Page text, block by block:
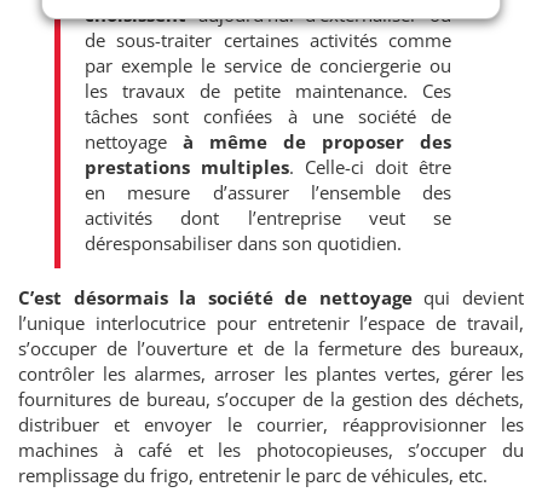
choisissentaujourd’hui d’externaliser ou
de sous-traiter certaines activités comme
par exemple le service de conciergerie ou
les travaux de petite maintenance. Ces
tâches sont confiées à une société de
nettoyage à même de proposer des
prestations multiples. Celle-ci doit être
en mesure d’assurer l’ensemble des
activités dont l’entreprise veut se
déresponsabiliser dans son quotidien.
C’est désormais la société de nettoyagequi devient
l’unique interlocutrice pour entretenir l’espace de travail,
s’occuper de l’ouverture et de la fermeture des bureaux,
contrôler les alarmes, arroser les plantes vertes, gérer les
fournitures de bureau, s’occuper de la gestion des déchets,
distribuer et envoyer le courrier, réapprovisionner les
machines à café et les photocopieuses, s’occuper du
remplissage du frigo, entretenir le parc de véhicules, etc.